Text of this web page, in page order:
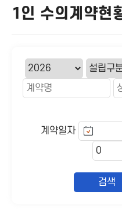
1인 수의계약현
계약일자